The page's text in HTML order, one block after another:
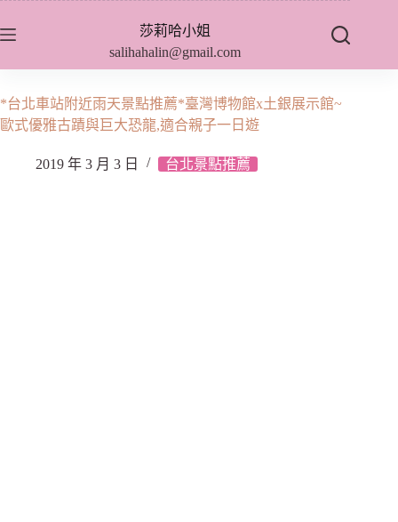
至
內
容
莎莉哈小姐
salihahalin@gmail.com
*台北車站附近雨天景點推薦*臺灣博物館x土銀展示館~
歐式優雅古蹟與巨大恐龍,適合親子一日遊
2019 年 3 月 3 日 台北景點推薦